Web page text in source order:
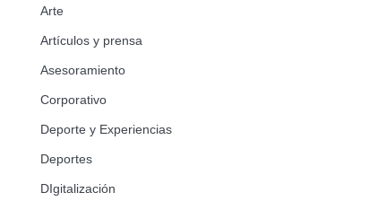
Arte
Artículos y prensa
Asesoramiento
Corporativo
Deporte y Experiencias
Deportes
DIgitalización